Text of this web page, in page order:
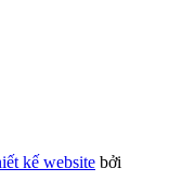
kế website bởi